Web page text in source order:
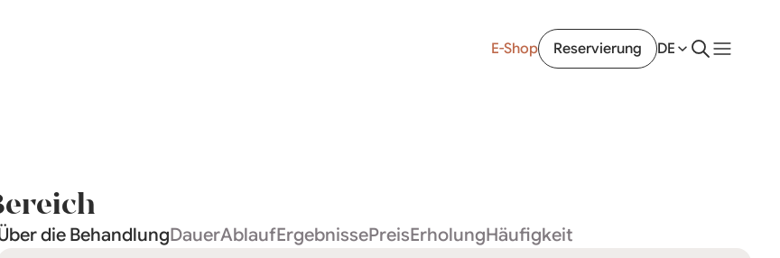
E-Shop Reservierung DE
die BehandlungDauerAblaufErgebnissePreisErholungHäufigkeit